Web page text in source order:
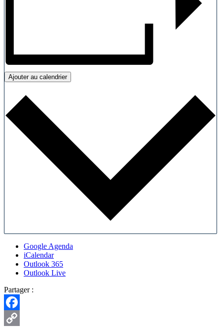
Ajouter au calendrier
Google Agenda
iCalendar
Outlook 365
Outlook Live
Partager :
Facebook